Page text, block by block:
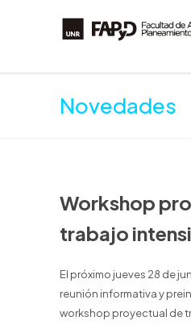
Novedades
Workshop
trabajo
El próximo jueves 28 de
reunión informativa y
workshop proyectual de